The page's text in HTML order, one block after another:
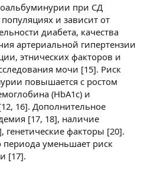
при СД
и зависит от
диабета, качества
артериальной гипертензии
этнических факторов и
мочи [15]. Риск
повышается с ростом
(HbA1c) и
16]. Дополнительное
[17, 18], наличие
генетические факторы [20].
периода уменьшает риск
[17].